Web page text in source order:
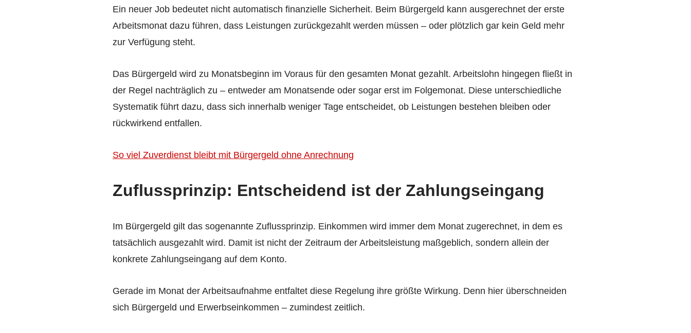
Ein neuer Job bedeutet nicht automatisch finanzielle Sicherheit. Beim Bürgergeld kann ausgerechnet der erste
Arbeitsmonat dazu führen, dass Leistungen zurückgezahlt werden müssen – oder plötzlich gar kein Geld mehr
zur Verfügung steht.
Das Bürgergeld wird zu Monatsbeginn im Voraus für den gesamten Monat gezahlt. Arbeitslohn hingegen fließt in
der Regel nachträglich zu – entweder am Monatsende oder sogar erst im Folgemonat. Diese unterschiedliche
Systematik führt dazu, dass sich innerhalb weniger Tage entscheidet, ob Leistungen bestehen bleiben oder
rückwirkend entfallen.
So viel Zuverdienst bleibt mit Bürgergeld ohne Anrechnung
Zuflussprinzip: Entscheidend ist der Zahlungseingang
Im Bürgergeld gilt das sogenannte Zuflussprinzip. Einkommen wird immer dem Monat zugerechnet, in dem es
tatsächlich ausgezahlt wird. Damit ist nicht der Zeitraum der Arbeitsleistung maßgeblich, sondern allein der
konkrete Zahlungseingang auf dem Konto.
Gerade im Monat der Arbeitsaufnahme entfaltet diese Regelung ihre größte Wirkung. Denn hier überschneiden
sich Bürgergeld und Erwerbseinkommen – zumindest zeitlich.